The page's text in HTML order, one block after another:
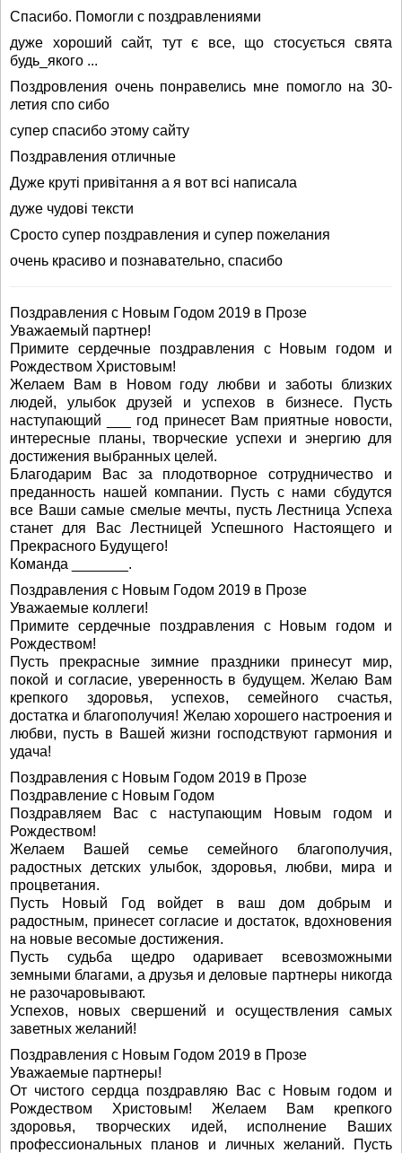
Спасибо. Помогли с поздравлениями
дуже хороший сайт, тут є все, що стосується свята
будь_якого ...
Поздровления очень понравелись мне помогло на 30-
летия спо сибо
супер спасибо этому сайту
Поздравления отличные
Дуже круті привітання а я вот всі написала
дуже чудові тексти
Сросто супер поздравления и супер пожелания
очень красиво и познавательно, спасибо
Поздравления с Новым Годом 2019 в Прозе
Уважаемый партнер!
Примите сердечные поздравления с Новым годом и
Рождеством Христовым!
Желаем Вам в Новом году любви и заботы близких
людей, улыбок друзей и успехов в бизнесе. Пусть
наступающий ___ год принесет Вам приятные новости,
интересные планы, творческие успехи и энергию для
достижения выбранных целей.
Благодарим Вас за плодотворное сотрудничество и
преданность нашей компании. Пусть с нами сбудутся
все Ваши самые смелые мечты, пусть Лестница Успеха
станет для Вас Лестницей Успешного Настоящего и
Прекрасного Будущего!
Команда _______.
Поздравления с Новым Годом 2019 в Прозе
Уважаемые коллеги!
Примите сердечные поздравления с Новым годом и
Рождеством!
Пусть прекрасные зимние праздники принесут мир,
покой и согласие, уверенность в будущем. Желаю Вам
крепкого здоровья, успехов, семейного счастья,
достатка и благополучия! Желаю хорошего настроения и
любви, пусть в Вашей жизни господствуют гармония и
удача!
Поздравления с Новым Годом 2019 в Прозе
Поздравление с Новым Годом
Поздравляем Вас с наступающим Новым годом и
Рождеством!
Желаем Вашей семье семейного благополучия,
радостных детских улыбок, здоровья, любви, мира и
процветания.
Пусть Новый Год войдет в ваш дом добрым и
радостным, принесет согласие и достаток, вдохновения
на новые весомые достижения.
Пусть судьба щедро одаривает всевозможными
земными благами, а друзья и деловые партнеры никогда
не разочаровывают.
Успехов, новых свершений и осуществления самых
заветных желаний!
Поздравления с Новым Годом 2019 в Прозе
Уважаемые партнеры!
От чистого сердца поздравляю Вас с Новым годом и
Рождеством Христовым! Желаем Вам крепкого
здоровья, творческих идей, исполнение Ваших
профессиональных планов и личных желаний. Пусть